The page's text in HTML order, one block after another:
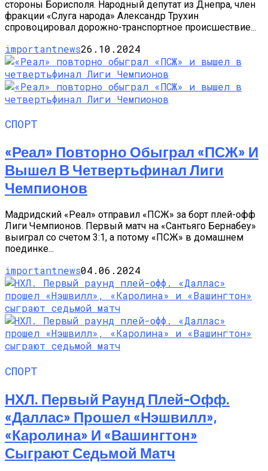
стороны Борисполя. Народный депутат из Днепра, член
фракции «Слуга народа» Александр Трухин
спровоцировал дорожно-транспортное происшествие...
importantnews26.10.2024
СПОРТ
«Реал» Повторно Обыграл «ПСЖ» И
Вышел В Четвертьфинал Лиги
Чемпионов
Мадридский «Реал» отправил «ПСЖ» за борт плей-офф
Лиги Чемпионов. Первый матч на «Сантьяго Бернабеу»
выиграл со счетом 3:1, а потому «ПСЖ» в домашнем
поединке...
importantnews04.06.2024
СПОРТ
НХЛ. Первый Раунд Плей-Офф.
«Даллас» Прошел «Нэшвилл»,
«Каролина» И «Вашингтон»
Сыграют Седьмой Матч